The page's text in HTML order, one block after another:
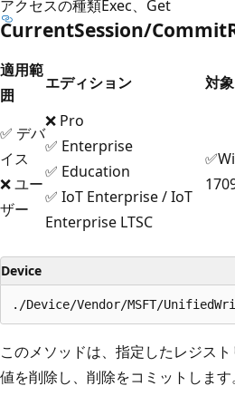
アクセスの種類Exec、Get
CurrentSession/
適用範
囲
エディション 対
✅ デバ
イス
❌ ユー
ザー
❌ Pro
✅ Enterprise
✅ Education
✅ IoT Enterprise / IoT
Enterprise LTSC
Device
このメソッドは、指定したレジス
値を削除し、削除をコミットします。